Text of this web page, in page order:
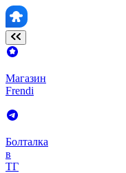
Магазин
Frendi
Болталка
в
ТГ